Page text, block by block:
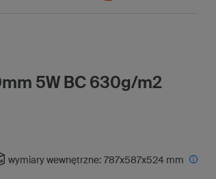
5W BC 630g/m2
wymiary wewnętrzne: 787x587x524 mm